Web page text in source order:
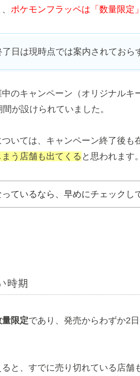
ポケモンフラッペは「数量限定
日は現時点では案内されておら
のキャンペーン（オリジナルキ
間が設けられていました。
いては、キャンペーン終了後も
う店舗も出てくる と思われます。
ているなら、早めにチェックし
時期
量限定であり、発売からわずか2
と、すでに売り切れている店舗